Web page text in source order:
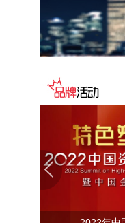
景气，算力基
点关注光模块、
力配套板块的结
据亿华通消息，
电池系统在线活
2022350248）
程严格审查，成
通在氢燃料电池
明专利，标志着
2026-08-06